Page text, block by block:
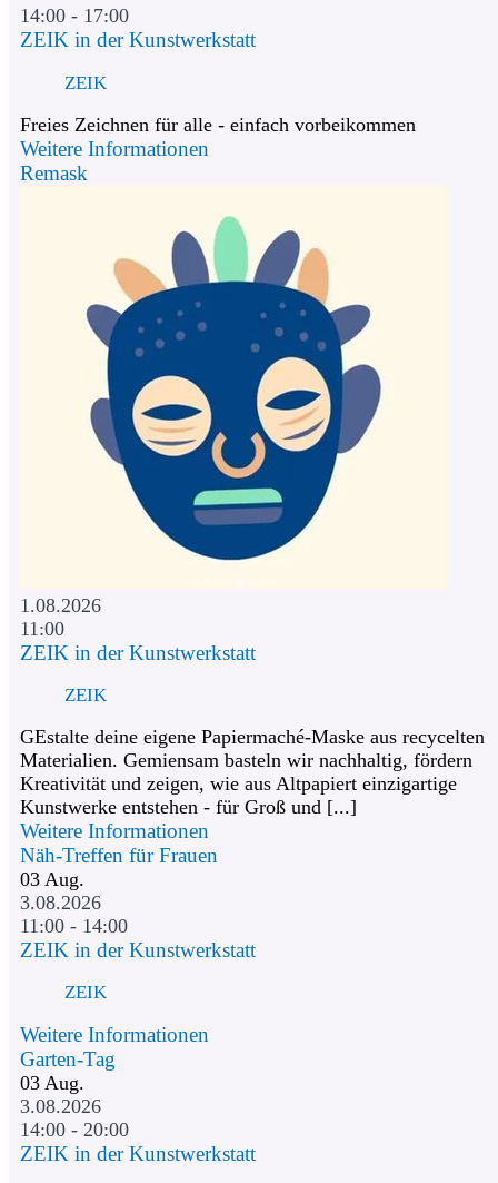
14:00 - 17:00
ZEIK in der Kunstwerkstatt
ZEIK
Freies Zeichnen für alle - einfach vorbeikommen
Weitere Informationen
Remask
1.08.2026
11:00
ZEIK in der Kunstwerkstatt
ZEIK
GEstalte deine eigene Papiermaché-Maske aus recycelten
Materialien. Gemiensam basteln wir nachhaltig, fördern
Kreativität und zeigen, wie aus Altpapiert einzigartige
Kunstwerke entstehen - für Groß und [...]
Weitere Informationen
Näh-Treffen für Frauen
03 Aug.
3.08.2026
11:00 - 14:00
ZEIK in der Kunstwerkstatt
ZEIK
Weitere Informationen
Garten-Tag
03 Aug.
3.08.2026
14:00 - 20:00
ZEIK in der Kunstwerkstatt